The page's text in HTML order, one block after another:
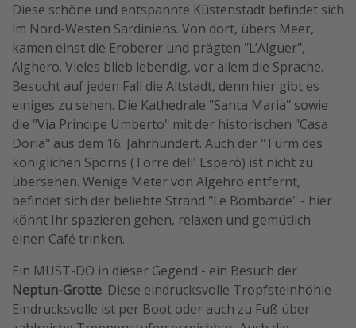
Diese schöne und entspannte Küstenstadt befindet sich
im Nord-Westen Sardiniens. Von dort, übers Meer,
kamen einst die Eroberer und prägten "L’Alguer",
Alghero. Vieles blieb lebendig, vor allem die Sprache.
Besucht auf jeden Fall die Altstadt, denn hier gibt es
einiges zu sehen. Die Kathedrale "Santa Maria" sowie
die "Via Principe Umberto" mit der historischen "Casa
Doria" aus dem 16. Jahrhundert. Auch der "Turm des
königlichen Sporns (Torre dell' Esperò) ist nicht zu
übersehen. Wenige Meter von Algehro entfernt,
befindet sich der beliebte Strand "Le Bombarde" - hier
könnt Ihr spazieren gehen, relaxen und gemütlich
einen Café trinken.
Ein MUST-DO in dieser Gegend - ein Besuch der
Neptun-Grotte. Diese eindrucksvolle Tropfsteinhöhle
Eindrucksvolle ist per Boot oder auch zu Fuß über